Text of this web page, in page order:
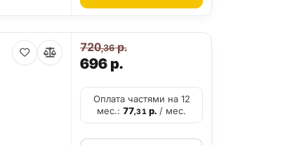
696р.
720,36р.
Оплата частями на 12
мес.:77,31 р./ мес.